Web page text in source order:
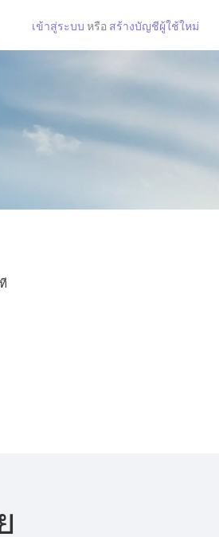
เข้าสู่ระบบ หรือ สร้างบัญชีผู้ใช้ใหม่